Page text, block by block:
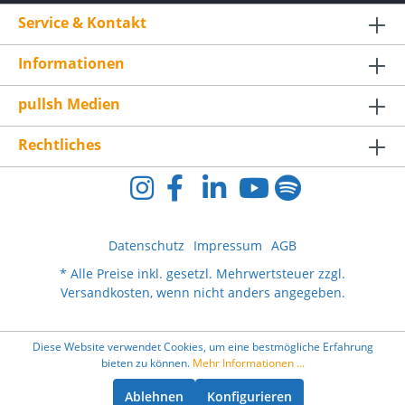
Service & Kontakt
Informationen
pullsh Medien
Rechtliches
Datenschutz Impressum AGB
* Alle Preise inkl. gesetzl. Mehrwertsteuer zzgl.
Versandkosten, wenn nicht anders angegeben.
Diese Website verwendet Cookies, um eine bestmögliche Erfahrung
bieten zu können. Mehr Informationen ...
Ablehnen Konfigurieren